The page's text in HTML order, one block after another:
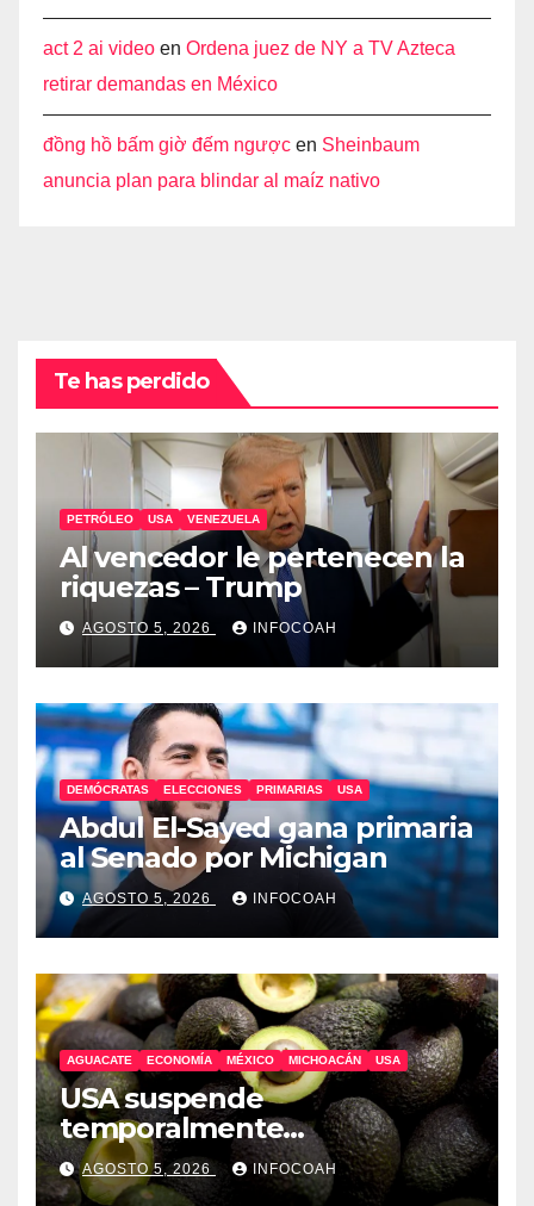
act 2 ai video en Ordena juez de NY a TV Azteca
retirar demandas en México
đồng hồ bấm giờ đếm ngược en Sheinbaum
anuncia plan para blindar al maíz nativo
Te has perdido
PETRÓLEO USA VENEZUELA
Al vencedor le pertenecen la
riquezas – Trump
AGOSTO 5, 2026 INFOCOAH
DEMÓCRATAS ELECCIONES PRIMARIAS USA
Abdul El-Sayed gana primaria
al Senado por Michigan
AGOSTO 5, 2026 INFOCOAH
AGUACATE ECONOMÍA MÉXICO MICHOACÁN USA
USA suspende
temporalmente
exportaciones de aguacate
michoacano
AGOSTO 5, 2026 INFOCOAH